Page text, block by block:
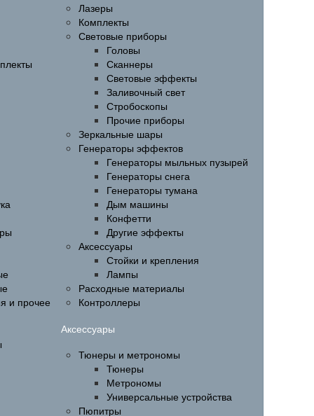
и прочее
Лазеры
Комплекты
Световые приборы
Головы
Сканнеры
Световые эффекты
Заливочный свет
Стробоскопы
Прочие приборы
Зеркальные шары
Генераторы эффектов
Генераторы мыльных пузырей
Генераторы снега
Генераторы тумана
Дым машины
Конфетти
Другие эффекты
Аксессуары
Стойки и крепления
Лампы
Расходные материалы
Контроллеры
Аксессуары
Тюнеры и метрономы
Тюнеры
Метрономы
Универсальные устройства
Пюпитры